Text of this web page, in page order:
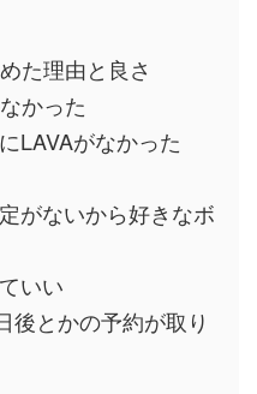
た理由と良さ
かった
LAVAがなかった
がないから好きなボ
いい
後とかの予約が取り